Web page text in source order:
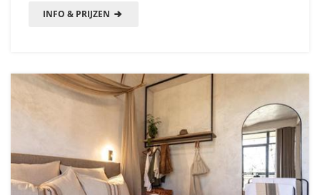
INFO & PRIJZEN